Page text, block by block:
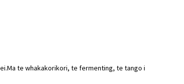
te whakakorikori, te fermenting, te tango i